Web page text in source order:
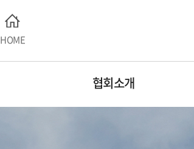
HOME
협회소개